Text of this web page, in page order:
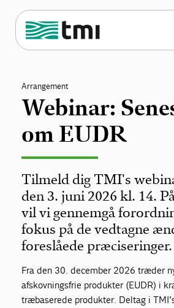
Arrangement
Webinar:
om EUDR
Tilmeld dig TMI's
den 3. juni 2026 kl. 14.
vil vi gennemgå
fokus på de vedtagne
foreslåede præciseringer.
Fra den 30. december 2026 træder
afskovningsfrie produkter (EUDR) i
træbaserede produkter. Deltag i